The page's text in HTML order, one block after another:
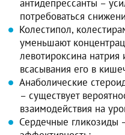
антидепрессанты –
потребоваться
Колестипол,
уменьшают
левотироксина
всасывания его в
Анаболические
– существует
взаимодействия на
Сердечные гликозиды